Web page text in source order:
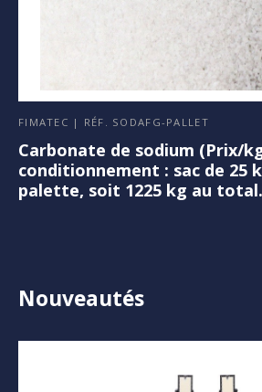
FIMATEC | RÉF. SODAFG-PALLET
Carbonate de sodium (Prix/
conditionnement : sac de 25
palette, soit 1225 kg au total.
Nouveautés